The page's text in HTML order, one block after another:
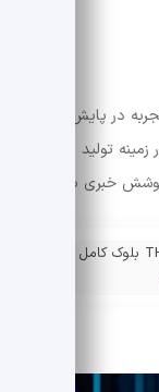
در پایش
تولید
خبری بازار.
سولو ماینینگ: ماینری با 6 TH/s بلوک کامل